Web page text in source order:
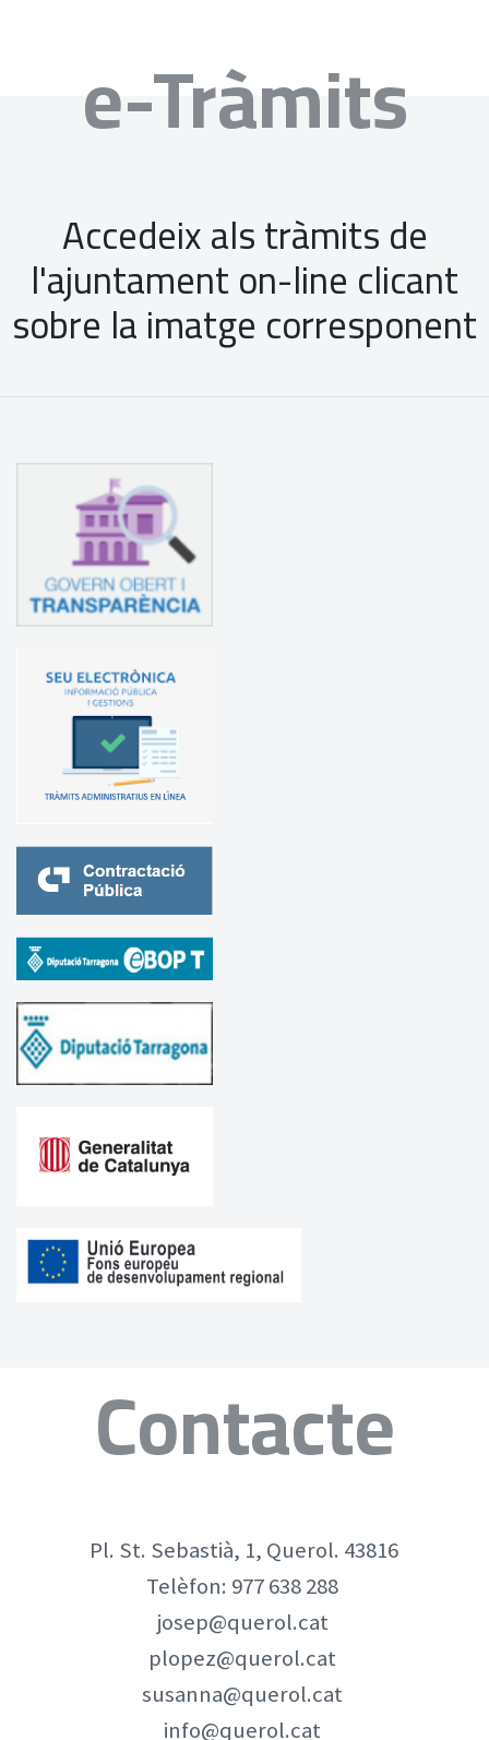
e-Tràmits
Accedeix als tràmits de
l'ajuntament on-line clicant
sobre la imatge corresponent
Contacte
Pl. St. Sebastià, 1, Querol. 43816
Telèfon: 977 638 288
josep@querol.cat
plopez@querol.cat
susanna@querol.cat
info@querol.cat